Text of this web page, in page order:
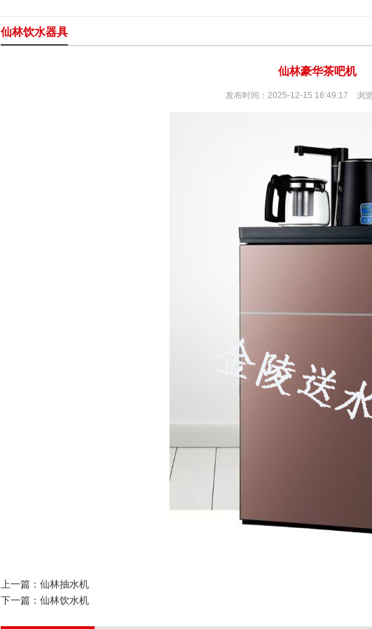
仙林饮水器具
仙林豪华茶吧机
发布时间：2025-12-15 16:49:17 浏
上一篇： 仙林抽水机
下一篇： 仙林饮水机